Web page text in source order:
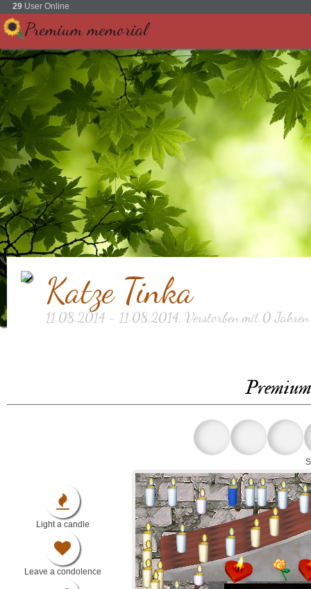
29 User Online
Premium memorial
Katze Tinka
11.08.2014 - 11.08.2014, Verstorben mit 0 Jahren
Light a candle
Leave a condolence